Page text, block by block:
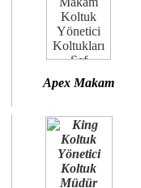
önem
ve modern
karar verelim.
Büro Mobilya
Apex Makam